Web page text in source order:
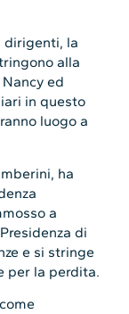
dirigenti, la
alla
ed
in questo
luogo a
ha
a
di
e si stringe
per la perdita.